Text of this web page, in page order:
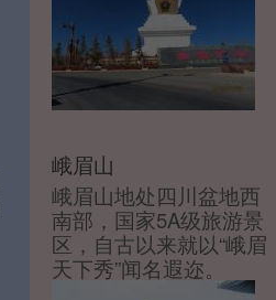
峨眉山
峨眉山地处四川盆地西
南部，国家5A级旅游景
区，自古以来就以“峨眉
天下秀”闻名遐迩。